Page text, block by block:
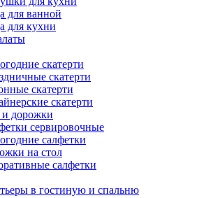
для ванной
для кухни
скатерти
скатерти
скатерти
скатерти
дорожки
сервировочные
салфетки
на стол
салфетки
в гостиную и спальню